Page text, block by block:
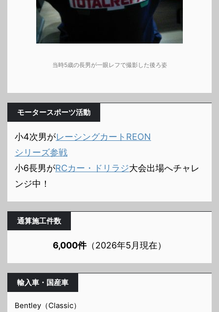
当時5歳の長男が一眼レフで撮影した後ろ姿
モータースポーツ活動
小4次男がレーシングカートREON
シリーズ参戦
小6長男がRCカー・ドリラジ大会出場へチャレ
ンジ中！
通算施工件数
6,000件（2026年5月現在）
輸入車・国産車
Bentley（Classic）